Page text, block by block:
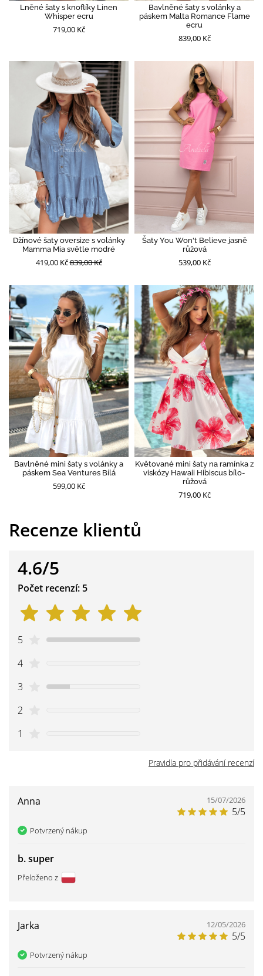
Lněné šaty s knoflíky Linen
Whisper ecru
719,00 Kč
Bavlněné šaty s volánky a
páskem Malta Romance Flame
ecru
839,00 Kč
Džínové šaty oversize s volánky
Mamma Mia světle modré
419,00 Kč839,00 Kč
Šaty You Won't Believe jasně
růžová
539,00 Kč
Bavlněné mini šaty s volánky a
páskem Sea Ventures Bílá
599,00 Kč
Květované mini šaty na ramínka z
viskózy Hawaii Hibiscus bílo-
růžová
719,00 Kč
Recenze klientů
4.6/5
Počet recenzí: 5
5
4
3
2
1
Pravidla pro přidávání recenzí
Anna 15/07/2026
5/5
Potvrzený nákup
b. super
Přeloženo z
Jarka 12/05/2026
5/5
Potvrzený nákup